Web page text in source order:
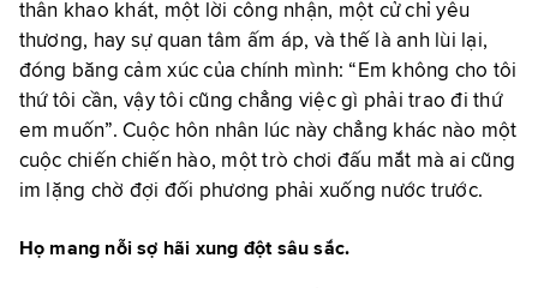
thân khao khát, một lời công nhận, một cử chỉ yêu
thương, hay sự quan tâm ấm áp, và thế là anh lùi lại,
đóng băng cảm xúc của chính mình: “Em không cho tôi
thứ tôi cần, vậy tôi cũng chẳng việc gì phải trao đi thứ
em muốn”. Cuộc hôn nhân lúc này chẳng khác nào một
cuộc chiến chiến hào, một trò chơi đấu mắt mà ai cũng
im lặng chờ đợi đối phương phải xuống nước trước.
Họ mang nỗi sợ hãi xung đột sâu sắc.